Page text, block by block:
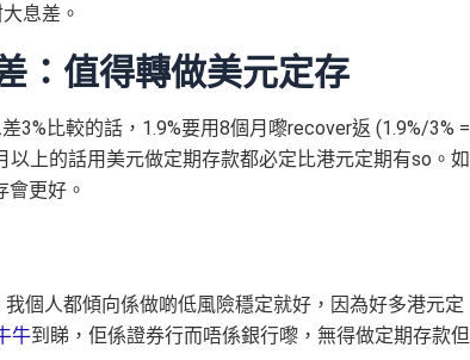
息差。
：值得轉做美元定存
3%比較的話，1.9%要用8個月嚟recover返 (1.9%/3% =
上的話用美元做定期存款都必定比港元定期有so。如
更好。
個人都傾向係做啲低風險穩定就好，因為好多港元定
牛到睇，佢係證券行而唔係銀行嚟，無得做定期存款但